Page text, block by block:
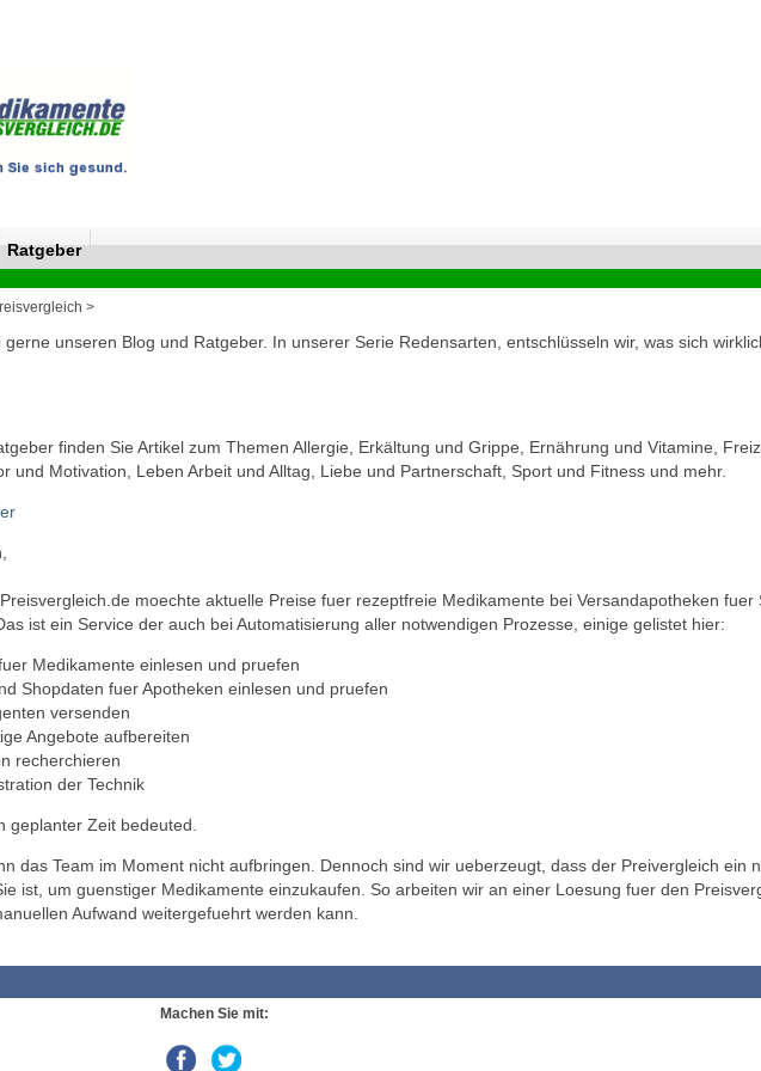
Ratgeber
>
gerne unseren Blog und Ratgeber. In unserer Serie Redensarten, entschlüsseln wir, was sich
finden Sie Artikel zum Themen Allergie, Erkältung und Grippe, Ernährung und Vitamine,
und Motivation, Leben Arbeit und Alltag, Liebe und Partnerschaft, Sport und Fitness und mehr.
moechte aktuelle Preise fuer rezeptfreie Medikamente bei Versandapotheken fuer
ist ein Service der auch bei Automatisierung aller notwendigen Prozesse, einige gelistet hier:
Medikamente einlesen und pruefen
Shopdaten fuer Apotheken einlesen und pruefen
versenden
Angebote aufbereiten
recherchieren
der Technik
geplanter Zeit bedeuted.
das Team im Moment nicht aufbringen. Dennoch sind wir ueberzeugt, dass der Preivergleich ein
ist, um guenstiger Medikamente einzukaufen. So arbeiten wir an einer Loesung fuer den
Aufwand weitergefuehrt werden kann.
Machen Sie mit: